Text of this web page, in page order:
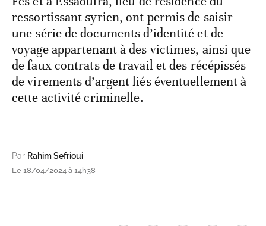
ressortissant syrien, ont permis de saisir
une série de documents d’identité et de
voyage appartenant à des victimes, ainsi que
de faux contrats de travail et des récépissés
de virements d’argent liés éventuellement à
cette activité criminelle.
Par Rahim Sefrioui
Le 18/04/2024 à 14h38